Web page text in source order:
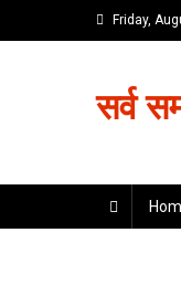
to
Friday,
सर्व